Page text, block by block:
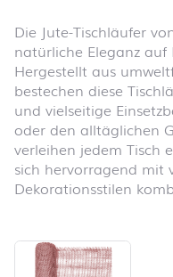
Die Jute-Tischläufer
natürliche Eleganz auf
Hergestellt aus
bestechen diese
und vielseitige
oder den alltäglichen
verleihen jedem Tisch
sich hervorragend mit
Dekorationsstilen
Produktliste